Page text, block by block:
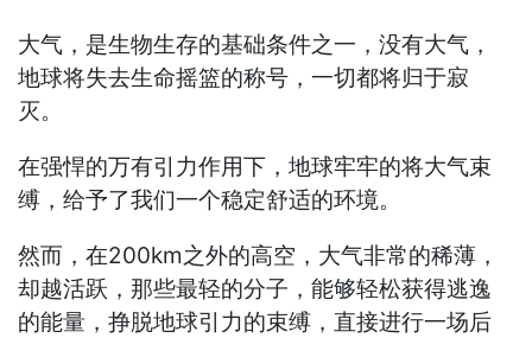
大气，是生物生存的基础条件之一，没有大气，
地球将失去生命摇篮的称号，一切都将归于寂
灭。
在强悍的万有引力作用下，地球牢牢的将大气束
缚，给予了我们一个稳定舒适的环境。
然而，在200km之外的高空，大气非常的稀薄，
却越活跃，那些最轻的分子，能够轻松获得逃逸
的能量，挣脱地球引力的束缚，直接进行一场后